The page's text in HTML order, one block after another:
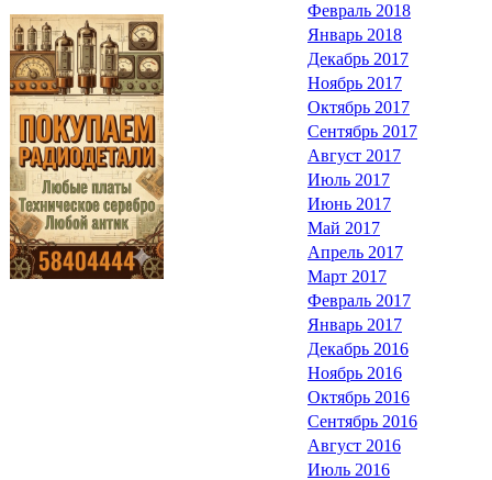
Февраль 2018
Январь 2018
Декабрь 2017
Ноябрь 2017
Октябрь 2017
Сентябрь 2017
Август 2017
Июль 2017
Июнь 2017
Май 2017
Апрель 2017
Март 2017
Февраль 2017
Январь 2017
Декабрь 2016
Ноябрь 2016
Октябрь 2016
Сентябрь 2016
Август 2016
Июль 2016